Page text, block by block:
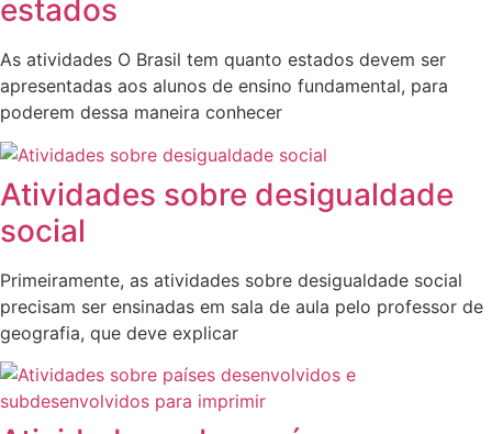
estados
As atividades O Brasil tem quanto estados devem ser
apresentadas aos alunos de ensino fundamental, para
poderem dessa maneira conhecer
Atividades sobre desigualdade
social
Primeiramente, as atividades sobre desigualdade social
precisam ser ensinadas em sala de aula pelo professor de
geografia, que deve explicar